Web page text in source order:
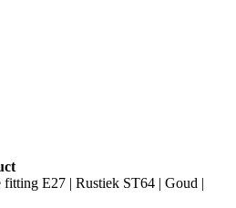
E27 | Rustiek ST64 | Goud |